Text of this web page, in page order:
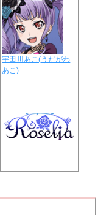
宇田川あこ(うだがわ
あこ)